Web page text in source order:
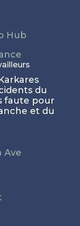
Hub
du
faute pour
et du
Ave